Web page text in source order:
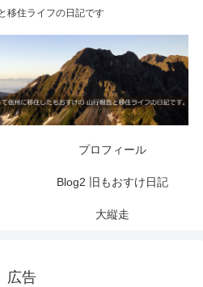
移住ライフの日記です
プロフィール
Blog2 旧もおすけ日記
大縦走
広告